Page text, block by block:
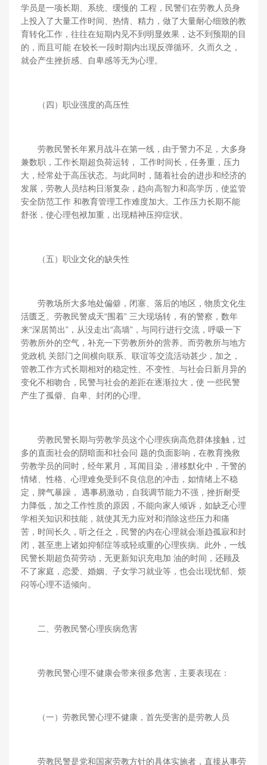
学员是一项长期、系统、缓慢的 工程，民警们在劳教人员身
上投入了大量工作时间、热情、精力，做了大量耐心细致的教
育转化工作，往往在短期内见不到明显效果，达不到预期的目
的，而且可能 在较长一段时期内出现反弹循环。久而久之，
就会产生挫折感、自卑感等无为心理。
（四）职业强度的高压性
劳教民警长年累月战斗在第一线，由于警力不足，大多身
兼数职，工作长期超负荷运转， 工作时间长，任务重，压力
大，经常处于高压状态。与此同时，随着社会的进步和经济的
发展，劳教人员结构日渐复杂，趋向高智力和高学历，使监管
安全防范工作 和教育管理工作难度加大。工作压力长期不能
舒张，使心理包袱加重，出现精神压抑症状。
（五）职业文化的缺失性
劳教场所大多地处偏僻，闭塞、落后的地区，物质文化生
活匮乏。劳教民警成天“围着” 三大现场转，有的警察，数年
来“深居简出”，从没走出“高墙”，与同行进行交流，呼吸一下
劳教所外的空气，补充一下劳教所外的营养。而劳教所与地方
党政机 关部门之间横向联系、联谊等交流活动甚少，加之，
管教工作方式长期相对的稳定性、不变性、与社会日新月异的
变化不相吻合，民警与社会的差距在逐渐拉大，使 一些民警
产生了孤僻、自卑、封闭的心理。
劳教民警长期与劳教学员这个心理疾病高危群体接触，过
多的直面社会的阴暗面和社会问 题的负面影响，在教育挽救
劳教学员的同时，经年累月，耳闻目染，潜移默化中，干警的
情绪、性格、心理难免受到不良信息的冲击，如情绪上不稳
定，脾气暴躁， 遇事易激动，自我调节能力不强，挫折耐受
力降低，加之工作性质的原因，不能向家人倾诉，如缺乏心理
学相关知识和技能，就使其无力应对和消除这些压力和痛
苦，时间长久，听之任之，民警的内在心理就会渐趋孤寂和封
闭，甚至患上诸如抑郁症等或轻或重的心理疾病。此外，一线
民警长期超负荷劳动，无更新知识充电加 油的时间，还顾及
不了家庭，恋爱、婚姻、子女学习就业等，也会出现忧郁、烦
闷等心理不适倾向。
二、劳教民警心理疾病危害
劳教民警心理不健康会带来很多危害，主要表现在：
（一）劳教民警心理不健康，首先受害的是劳教人员
劳教民警是党和国家劳教方针的具体实施者，直接从事劳